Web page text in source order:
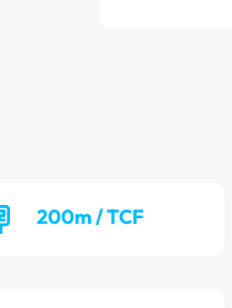
200m / TCF